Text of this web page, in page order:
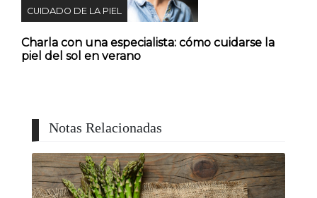
CUIDADO DE LA PIEL
Charla con una especialista: cómo cuidarse la
piel del sol en verano
Notas Relacionadas